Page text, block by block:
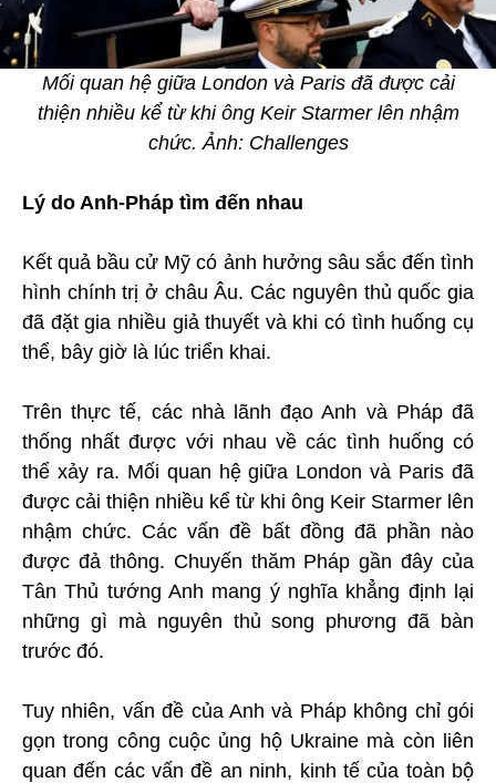
Mối quan hệ giữa London và Paris đã được cải
thiện nhiều kể từ khi ông Keir Starmer lên nhậm
chức. Ảnh: Challenges
Lý do Anh-Pháp tìm đến nhau
Kết quả bầu cử Mỹ có ảnh hưởng sâu sắc đến tình
hình chính trị ở châu Âu. Các nguyên thủ quốc gia
đã đặt gia nhiều giả thuyết và khi có tình huống cụ
thể, bây giờ là lúc triển khai.
Trên thực tế, các nhà lãnh đạo Anh và Pháp đã
thống nhất được với nhau về các tình huống có
thể xảy ra. Mối quan hệ giữa London và Paris đã
được cải thiện nhiều kể từ khi ông Keir Starmer lên
nhậm chức. Các vấn đề bất đồng đã phần nào
được đả thông. Chuyến thăm Pháp gần đây của
Tân Thủ tướng Anh mang ý nghĩa khẳng định lại
những gì mà nguyên thủ song phương đã bàn
trước đó.
Tuy nhiên, vấn đề của Anh và Pháp không chỉ gói
gọn trong công cuộc ủng hộ Ukraine mà còn liên
quan đến các vấn đề an ninh, kinh tế của toàn bộ